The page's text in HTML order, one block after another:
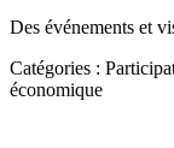
Des événements et
Catégories :
économique